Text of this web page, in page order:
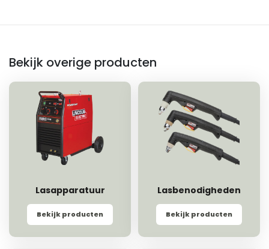
Bekijk overige producten
Lasapparatuur
Bekijk producten
Lasbenodigheden
Bekijk producten